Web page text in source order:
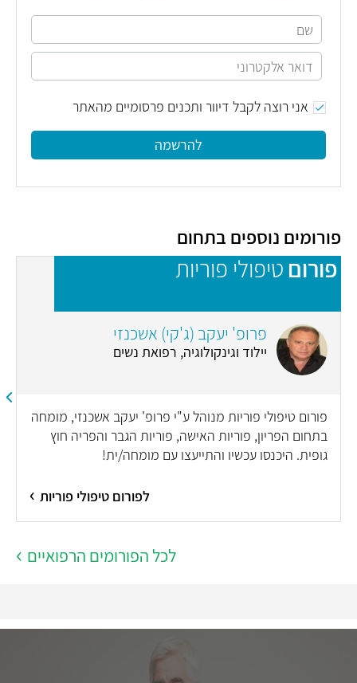
אני רוצה לקבל דיוור ותכנים פרסומיים מהאתר
להרשמה
פורומים נוספים בתחום
פורום טיפולי פוריות
פרופ' יעקב (ג'קי) אשכנזי
יילוד וגינקולוגיה, רפואת נשים
פורום טיפולי פוריות מנוהל ע"י פרופ' יעקב אשכנזי, מומחה
בתחום הפריון, פוריות האישה, פוריות הגבר והפריה חוץ
גופית. היכנסו עכשיו והתייעצו עם מומחה/ית!
לפורום טיפולי פוריות
לכל הפורומים הרפואיים